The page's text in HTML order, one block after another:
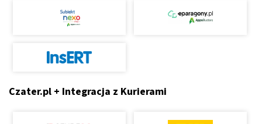
Czater.pl + Integracja z Kurierami